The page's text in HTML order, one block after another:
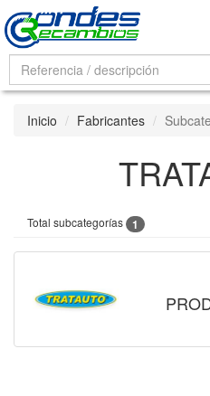
Inicio Fabricantes
Total subcategorías 1